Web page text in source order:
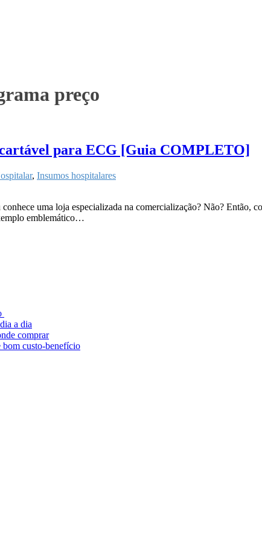
preço
para ECG [Guia COMPLETO]
, Insumos hospitalares
uma loja especializada na comercialização? Não? Então,
emblemático…
a dia
comprar
bom custo-benefício